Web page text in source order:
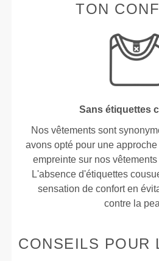
TON
Sans étiquettes
Nos vêtements sont
avons opté pour une
empreinte sur nos
L'absence d'étiquettes
sensation de confort en
contre la
CONSEILS POUR